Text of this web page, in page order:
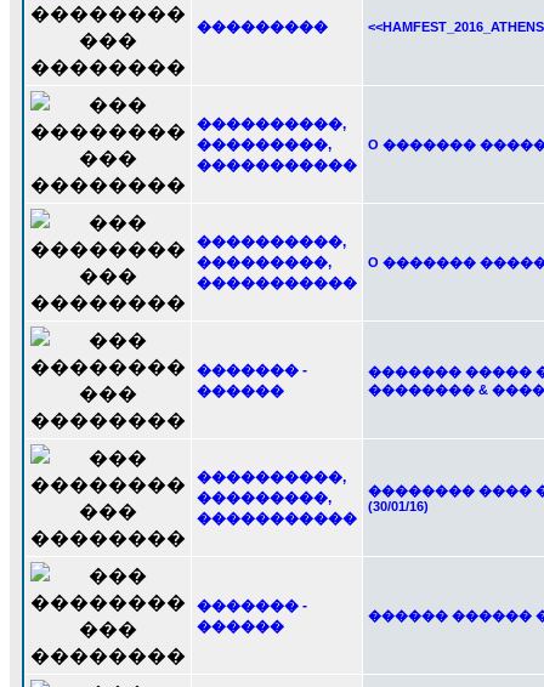
���������
����������,
���������,
�����������
O �������
����������,
���������,
�����������
O �������
������� -
������
������� �����
�������� &
����������,
���������,
�����������
�������� ����
(30/01/16)
������� -
������
������ ������